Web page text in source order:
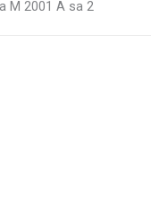
M 2001 A sa 2